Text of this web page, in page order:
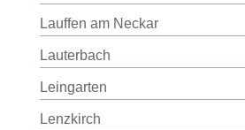
Lauffen am Neckar
Lauterbach
Leingarten
Lenzkirch